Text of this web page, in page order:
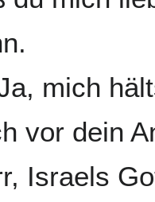
mich
vor dein
Israels